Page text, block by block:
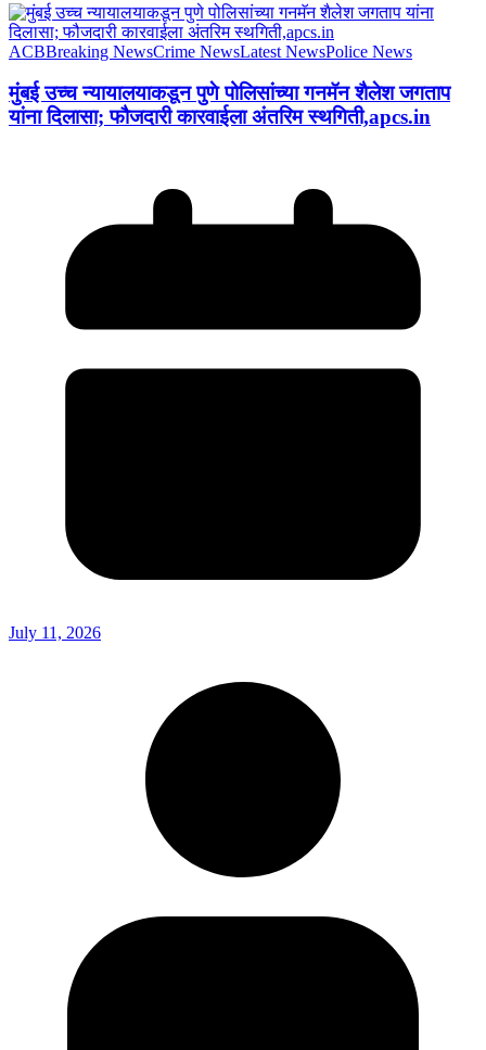
ACBBreaking NewsCrime NewsLatest NewsPolice News
मुंबई उच्च न्यायालयाकडून पुणे पोलिसांच्या गनमॅन शैलेश जगताप
यांना दिलासा; फौजदारी कारवाईला अंतरिम स्थगिती,apcs.in
July 11, 2026